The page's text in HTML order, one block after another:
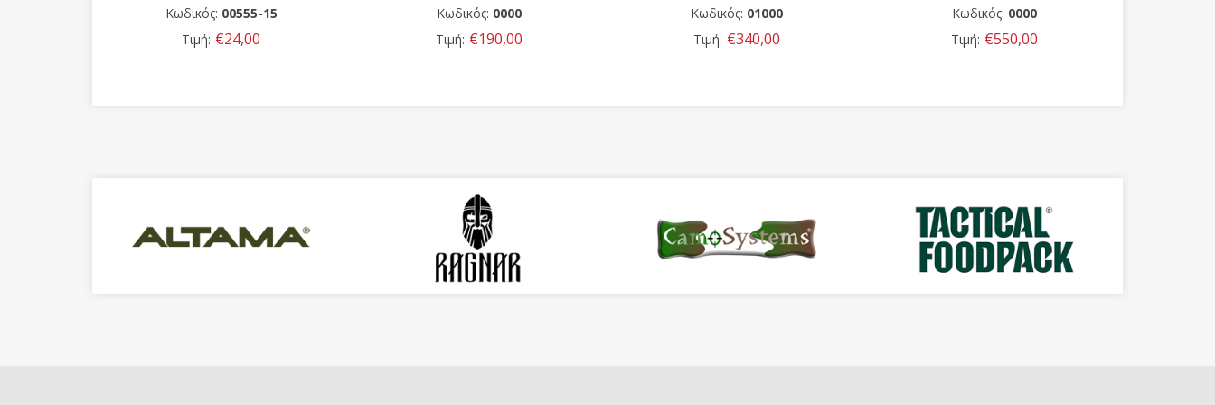
Κωδικός:0000
Τιμή: €190,00
Κωδικός: 01000
Τιμή: €340,00
Κωδικός:0000
Τιμή: €550,00
Κωδικός: 0000
Τιμή: €24,00